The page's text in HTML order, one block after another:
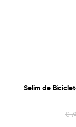
Selim de
€